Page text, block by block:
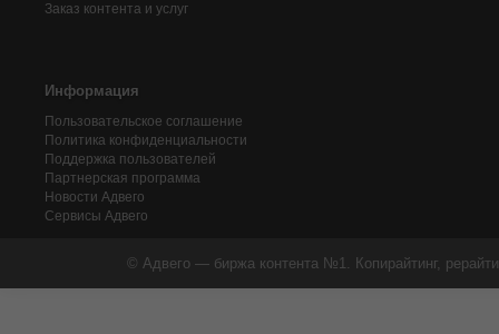
Заказ контента и услуг
Информация
Пользовательское соглашение
Политика конфиденциальности
Поддержка пользователей
Партнерская программа
Новости Адвего
Сервисы Адвего
© Адвего — биржа контента №1. Копирайтинг,